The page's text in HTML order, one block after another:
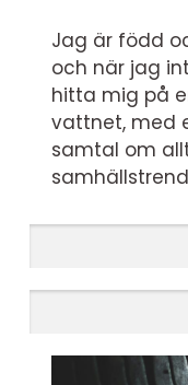
Jag är född
och när jag
hitta mig på
vattnet, med
samtal om